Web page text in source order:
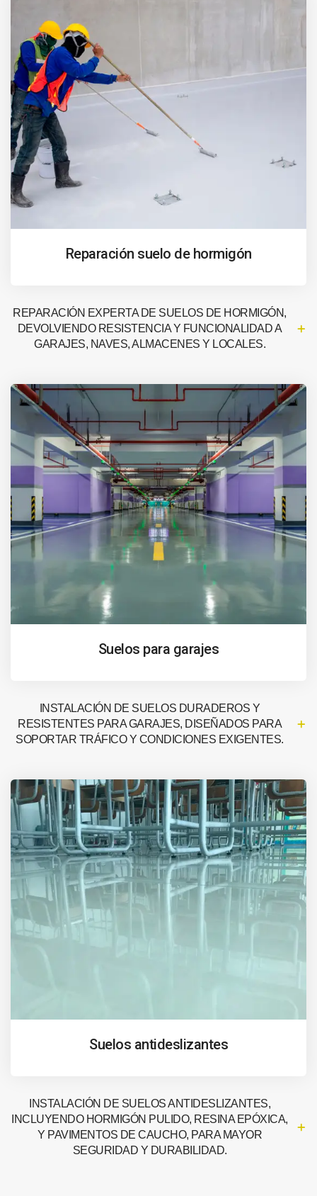
Reparación suelo de hormigón
REPARACIÓN EXPERTA DE SUELOS DE HORMIGÓN,
DEVOLVIENDO RESISTENCIA Y FUNCIONALIDAD A
GARAJES, NAVES, ALMACENES Y LOCALES.
Suelos para garajes
INSTALACIÓN DE SUELOS DURADEROS Y
RESISTENTES PARA GARAJES, DISEÑADOS PARA
SOPORTAR TRÁFICO Y CONDICIONES EXIGENTES.
Suelos antideslizantes
INSTALACIÓN DE SUELOS ANTIDESLIZANTES,
INCLUYENDO HORMIGÓN PULIDO, RESINA EPÓXICA,
Y PAVIMENTOS DE CAUCHO, PARA MAYOR
SEGURIDAD Y DURABILIDAD.